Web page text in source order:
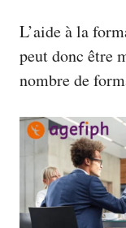
L’aide à la
peut donc être
nombre de